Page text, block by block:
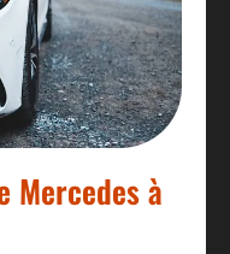
Mercedes à